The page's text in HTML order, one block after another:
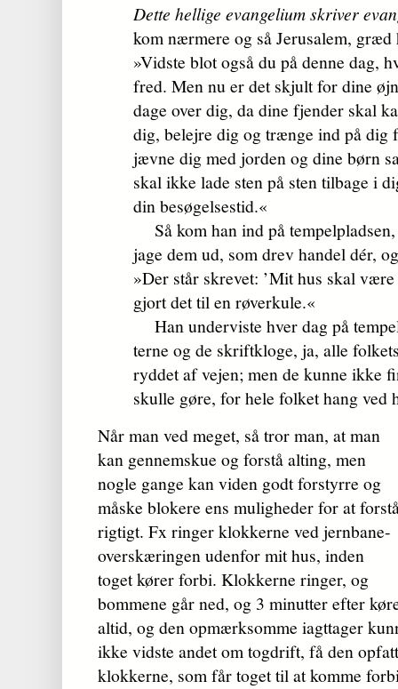
Dette hellige evangelium skriver
kom nærmere og så Jerusalem, græd
»Vidste blot også du på denne dag,
fred. Men nu er det skjult for dine
dage over dig, da dine fjender skal
dig, belejre dig og trænge ind på dig
jævne dig med jorden og dine børn
skal ikke lade sten på sten tilbage i
din besøgelsestid.«
Så kom han ind på
jage dem ud, som drev handel dér,
»Der står skrevet: ’Mit hus skal
gjort det til en røverkule.«
Han underviste hver dag på
terne og de skriftkloge, ja, alle
ryddet af vejen; men de kunne ikke
skulle gøre, for hele folket hang ved
Når man ved meget, så tror man, at man
kan gennemskue og forstå alting, men
nogle gange kan viden godt forstyrre og
måske blokere ens mulig­heder for at
rigtigt. Fx ringer klokkerne ved jernbane­
over­skæ­rin­g­en udenfor mit hus, inden
toget kører forbi. Klokkerne ringer, og
bom­mene går ned, og 3 minutter efter
altid, og den opmærk­som­me iagttager
ikke vidste andet om togdrift, få den
klokkerne, som får toget til at komme